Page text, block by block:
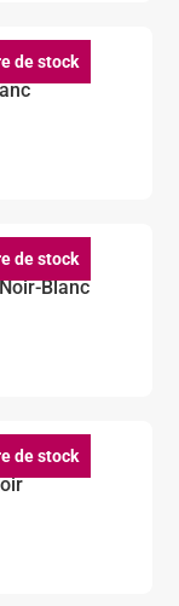
de stock
de stock
Blanc
de stock